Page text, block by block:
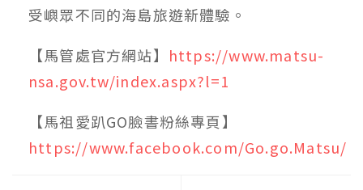
受嶼眾不同的海島旅遊新體驗。
【馬管處官方網站】 https://www.matsu-
nsa.gov.tw/index.aspx?l=1
【馬祖愛趴GO臉書粉絲專頁】
https://www.facebook.com/Go.go.Matsu/